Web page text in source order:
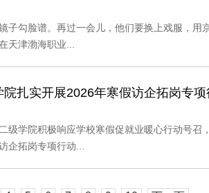
子勾脸谱。再过一会儿，他们要换上戏服，用
天津渤海职业...
扎实开展2026年寒假访企拓岗专项
级学院积极响应学校寒假促就业暖心行动号召
企拓岗专项行动...